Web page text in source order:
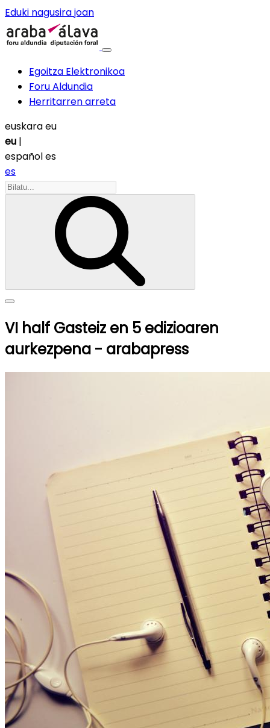
Eduki nagusira joan
Egoitza Elektronikoa
Foru Aldundia
Herritarren arreta
euskaraeu
eu |
españoles
es
VI half Gasteiz en 5 edizioaren
aurkezpena - arabapress